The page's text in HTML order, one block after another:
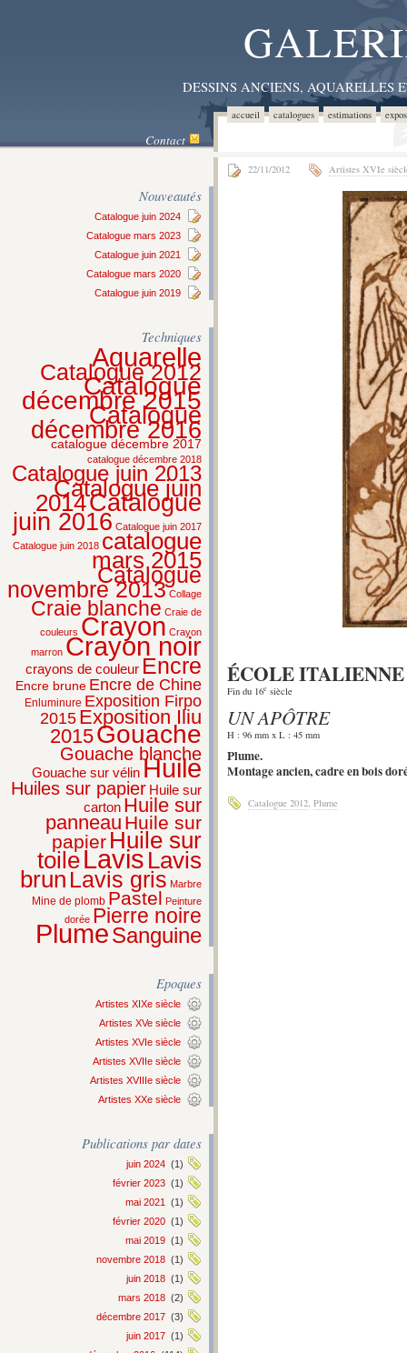
DESSINS ANCIENS,
accueil catalogues estimations
Contact
Nouveautés
Catalogue juin 2024
Catalogue mars 2023
Catalogue juin 2021
Catalogue mars 2020
Catalogue juin 2019
Techniques
Aquarelle
Catalogue 2012
Catalogue
décembre 2015
Catalogue
décembre 2016
catalogue décembre 2017
catalogue décembre 2018
Catalogue juin 2013
Catalogue juin
2014Catalogue
juin 2016 Catalogue juin 2017
Catalogue juin 2018 catalogue
mars 2015
Catalogue
novembre 2013 Collage
Craie blanche Craie de
couleurs Crayon Crayon
marron Crayon noir
crayons de couleur Encre
Encre brune Encre de Chine
Enluminure Exposition Firpo
2015 Exposition Iliu
2015Gouache
Gouache blanche
Gouache sur vélinHuile
Huiles sur papier Huile sur
carton Huile sur
panneau Huile sur
papier Huile sur
toileLavis Lavis
brun Lavis gris Marbre
Mine de plomb Pastel Peinture
dorée Pierre noire
PlumeSanguine
Epoques
Artistes XIXe siècle
Artistes XVe siècle
Artistes XVIe siècle
Artistes XVIIe siècle
Artistes XVIIIe siècle
Artistes XXe siècle
Publications par dates
juin 2024 (1)
février 2023 (1)
mai 2021
(1)
février 2020 (1)
mai 2019 (1)
novembre 2018 (1)
juin 2018 (1)
mars 2018 (2)
décembre 2017 (3)
juin 2017 (1)
22/11/2012 Artistes XVIe
ÉCOLE ITALIENNE
Fin du 16e siècle
UN APÔTRE
H : 96 mm x L : 45 mm
Plume.
Montage ancien, cadre en bois
Catalogue 2012 Plume